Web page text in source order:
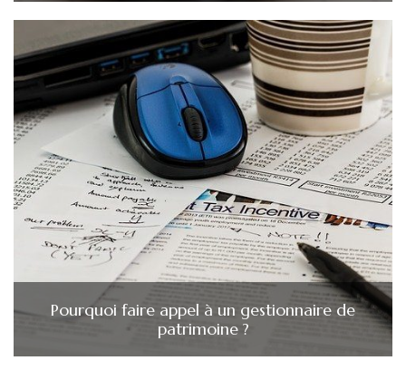
Pourquoi faire appel à un gestionnaire de
patrimoine ?